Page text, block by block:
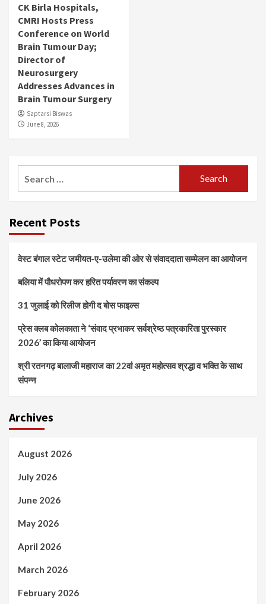
CK Birla Hospitals,
CMRI Hosts Press
Conference on World
Brain Tumour Day;
Director of
Neurosurgery
Addresses Advances in
Brain Tumour Surgery
Saptarsi Biswas
June 8, 2026
Recent Posts
वेस्ट बंगाल स्टेट जमीयत-ए-उलेमा की ओर से संवाददाता सम्मेलन का आयोजन
बलिया में पौधरोपण कर हरित पर्यावरण का संकल्प
31 जुलाई को रिलीज होगी द बोस फाइल्स
प्रेस क्लब कोलकाता ने ‘संवाद प्रभाकर सर्वश्रेष्ठ पत्रकारिता पुरस्कार
2026’ का किया आयोजन
श्री रतनगढ़ बालाजी महाराज का 22वां अमृत महोत्सव श्रद्धा व भक्ति के साथ
संपन्न
Archives
August 2026
July 2026
June 2026
May 2026
April 2026
March 2026
February 2026